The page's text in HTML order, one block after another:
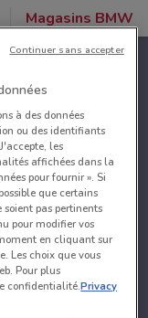
Magasins BMW
à des données
ou des identifiants
les
affichées dans la
pour fournir ». Si
que certains
soient pas pertinents
pour modifier vos
en cliquant sur
Les choix que vous
Pour plus
confidentialité.Privacy
Continuer sans accepter